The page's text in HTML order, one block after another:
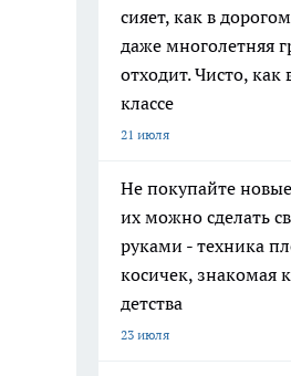
сияет, как в
даже многолетняя
отходит. Чисто, как
классе
21 июля
Не покупайте
их можно сделать
руками - техника
косичек, знакомая
детства
23 июля